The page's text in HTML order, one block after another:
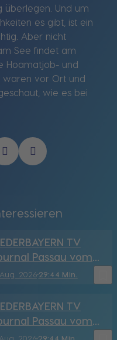
überlegen. Und um
es gibt, ist ein
Aber nicht
See findet am
Hoamatjob- und
waren vor Ort und
wie es bei
202629:44 Min.
TV
Passau vom
202629:44 Min.
TV
Passau vom